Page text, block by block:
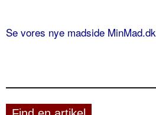
Se vores nye madside MinMad.dk